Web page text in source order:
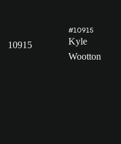
10915
#10915
Kyle
Wootton